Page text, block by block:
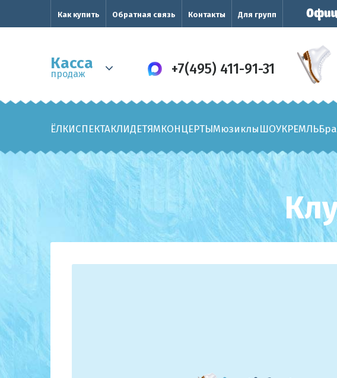
Как купить Обратная связь Контакты Для групп
Касса
продаж +7(495) 411-91-31
ЁЛКИСПЕКТАКЛИДЕТЯМКОНЦЕРТЫМюзиклыШОУКРЕМЛЬ